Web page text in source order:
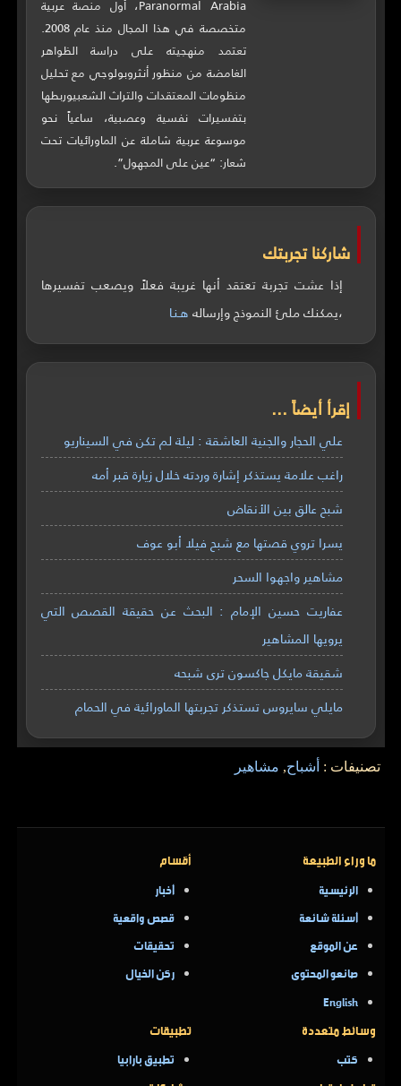
Paranormal Arabia، أول منصة عربية
متخصصة في هذا المجال منذ عام 2008.
تعتمد منهجيته على دراسة الظواهر
الغامضة من منظور أنثروبولوجي مع تحليل
منظومات المعتقدات والتراث الشعبيوربطها
بتفسيرات نفسية وعصبية، ساعياً نحو
موسوعة عربية شاملة عن الماورائيات تحت
شعار: “عين على المجهول”.
شاركنا تجربتك
إذا عشت تجربة تعتقد أنها غريبة فعلاً ويصعب تفسيرها
،يمكنك ملئ النموذج وإرسالههـنـا
إقرأ أيضاً ...
علي الحجار والجنية العاشقة : ليلة لم تكن في السيناريو
راغب علامة يستذكر إشارة وردته خلال زيارة قبر أمه
شبح عالق بين الأنقاض
يسرا تروي قصتها مع شبح فيلا أبو عوف
مشاهير واجهوا السحر
عفاريت حسين الإمام : البحث عن حقيقة القصص التي
يرويها المشاهير
شقيقة مايكل جاكسون ترى شبحه
مايلي سايروس تستذكر تجربتها الماورائية في الحمام
تصنيفات : أشباح, مشاهير
ما وراء الطبيعة
الرئيسية
أسئلة شائعة
عن الموقع
صانعو المحتوى
English
أقسام
أخبار
قصص واقعية
تحقيقات
ركن الخيال
وسائط متعددة
كتب
تطبيقات
تطبيق بارابيا